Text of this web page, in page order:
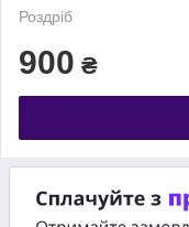
Роздріб
900 ₴